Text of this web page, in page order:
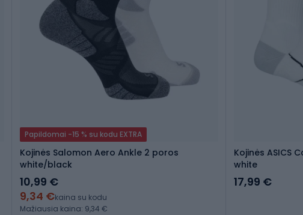
Papildomai -15 % su kodu EXTRA
Kojinės Salomon Aero Ankle 2 poros
white/black
10,99 €
9,34 €kaina su kodu
Mažiausia kaina: 9,34 €
Kojinės ASICS
white
17,99 €